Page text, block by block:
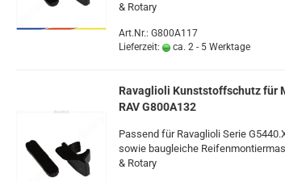
& Ro­ta­ry
Art.Nr.: G800A117
Lieferzeit:
ca. 2 - 5 Werktage
Ra­vaglio­li Kunst­stoff­schutz für
RAV G800A132
Pas­send für Ra­vaglio­li Serie
sowie bau­glei­che
& Ro­ta­ry